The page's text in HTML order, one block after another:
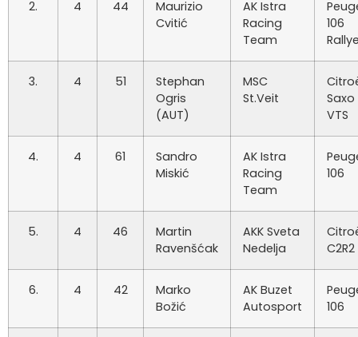
2. 4 44
Maurizio
Cvitić
AK Istra
Racing
Team
106
3. 4 51
Stephan
Ogris
(AUT)
MSC
St.Veit
Saxo
VTS
4. 4 61
Sandro
Miskić
AK Istra
Racing
Team
106
5. 4 46
Martin
Ravenšćak
AKK Sveta
Nedelja
C2R2
6. 4 42
Marko
Božić
AK Buzet
Autosport
106